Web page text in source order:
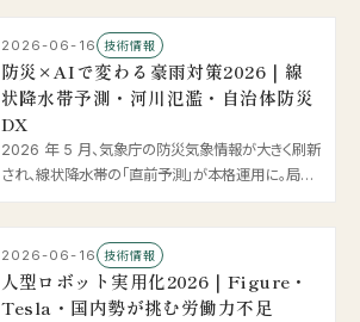
2026-06-16 技術情報
防災×AIで変わる豪雨対策2026｜線
状降水帯予測・河川氾濫・自治体防災
DX
2026 年 5 月、気象庁の防災気象情報が大きく刷新
され、線状降水帯の「直前予測」が本格運用に。局地
新動向を整理します。
2026-06-16 技術情報
人型ロボット実用化2026｜Figure・
Tesla・国内勢が挑む労働力不足